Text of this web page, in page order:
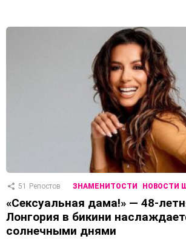
51 Репостов ЗНАМЕНИТОСТИ НОВОСТИ
«Сексуальная дама!» — 48-
Лонгория в бикини
солнечными днями